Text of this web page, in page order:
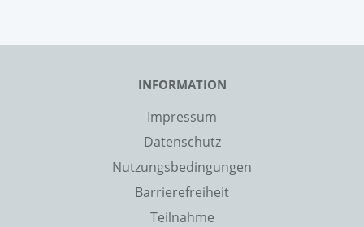
INFORMATION
Impressum
Datenschutz
Nutzungsbedingungen
Barrierefreiheit
Teilnahme